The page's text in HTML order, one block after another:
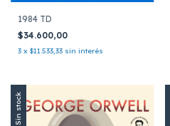
1984 TD
$34.600,00
3 x $11.533,33 sin interés
Sin stock